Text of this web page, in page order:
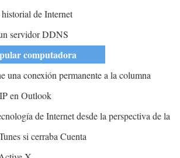
de Internet
servidor DDNS
computadora
una conexión permanente a la columna
en Outlook
de Internet desde la perspectiva de la
si cerraba Cuenta